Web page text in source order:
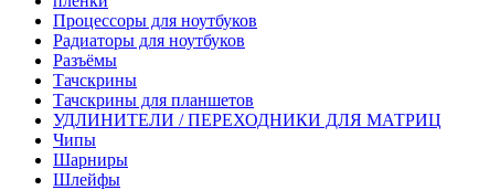
Процессоры для ноутбуков
Радиаторы для ноутбуков
Разъёмы
Тачскрины
Тачскрины для планшетов
УДЛИНИТЕЛИ / ПЕРЕХОДНИКИ ДЛЯ МАТРИЦ
Чипы
Шарниры
Шлейфы